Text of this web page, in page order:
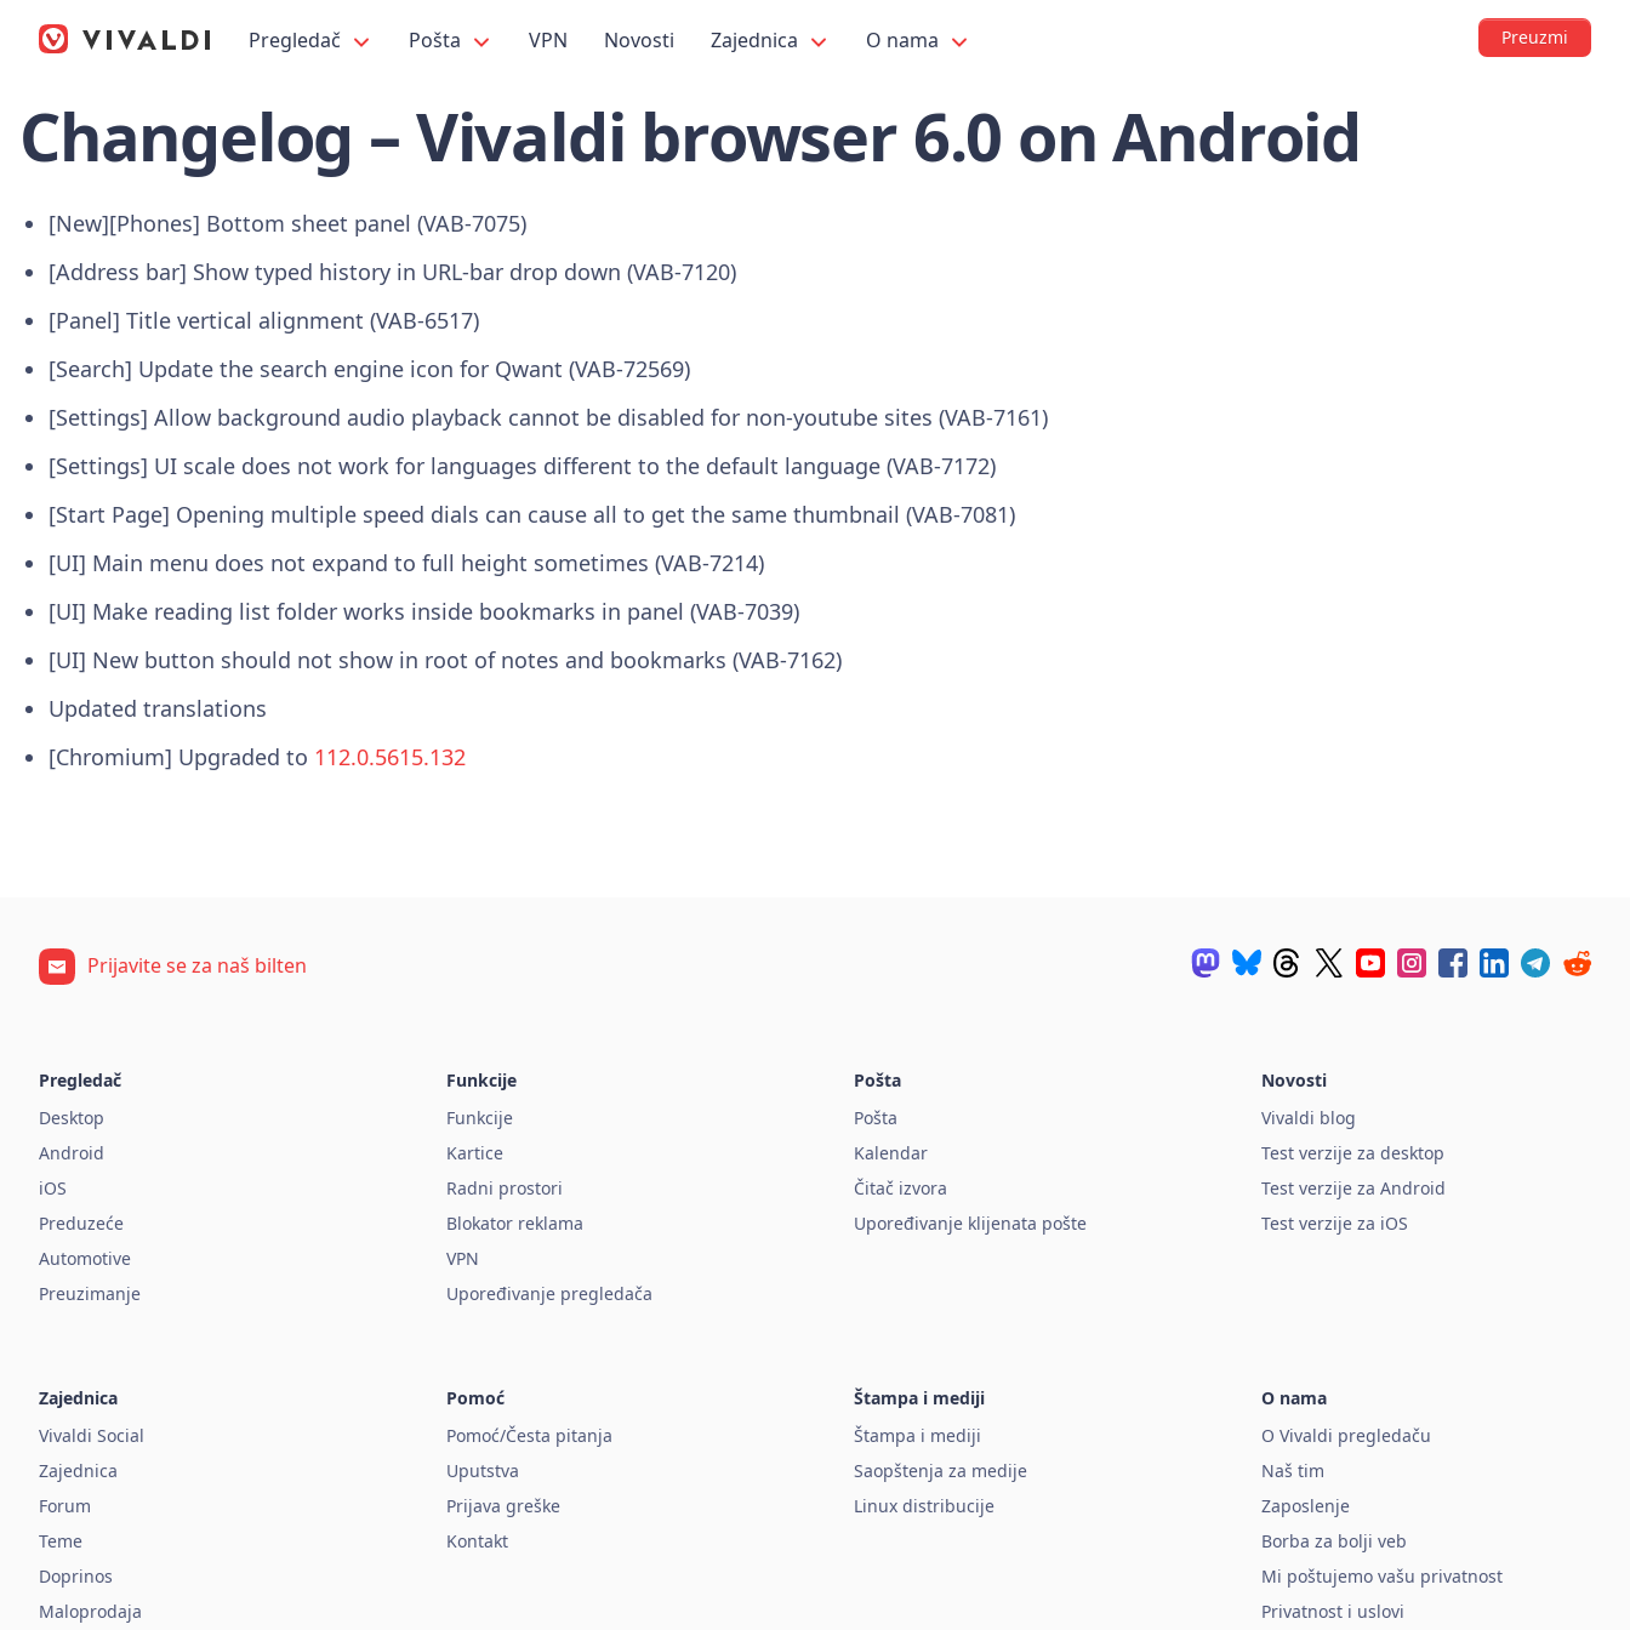
Pregledač Pošta VPN Novosti Zajednica O nama Preuzmi
Changelog – Vivaldi browser 6.0 on Android
[New][Phones] Bottom sheet panel (VAB-7075)
[Address bar] Show typed history in URL-bar drop down (VAB-7120)
[Panel] Title vertical alignment (VAB-6517)
[Search] Update the search engine icon for Qwant (VAB-72569)
[Settings] Allow background audio playback cannot be disabled for non-youtube sites (VAB-7161)
[Settings] UI scale does not work for languages different to the default language (VAB-7172)
[Start Page] Opening multiple speed dials can cause all to get the same thumbnail (VAB-7081)
[UI] Main menu does not expand to full height sometimes (VAB-7214)
[UI] Make reading list folder works inside bookmarks in panel (VAB-7039)
[UI] New button should not show in root of notes and bookmarks (VAB-7162)
Updated translations
[Chromium] Upgraded to 112.0.5615.132
Prijavite se za naš bilten
Pregledač
Desktop
Android
iOS
Preduzeće
Automotive
Preuzimanje
Funkcije
Funkcije
Kartice
Radni prostori
Blokator reklama
VPN
Upoređivanje pregledača
Pošta
Pošta
Kalendar
Čitač izvora
Upoređivanje klijenata pošte
Novosti
Vivaldi blog
Test verzije za desktop
Test verzije za Android
Test verzije za iOS
Zajednica
Vivaldi Social
Zajednica
Forum
Teme
Doprinos
Maloprodaja
Pomoć
Pomoć/Česta pitanja
Uputstva
Prijava greške
Kontakt
Štampa i mediji
Štampa i mediji
Saopštenja za medije
Linux distribucije
O nama
O Vivaldi pregledaču
Naš tim
Zaposlenje
Borba za bolji veb
Mi poštujemo vašu privatnost
Privatnost i uslovi